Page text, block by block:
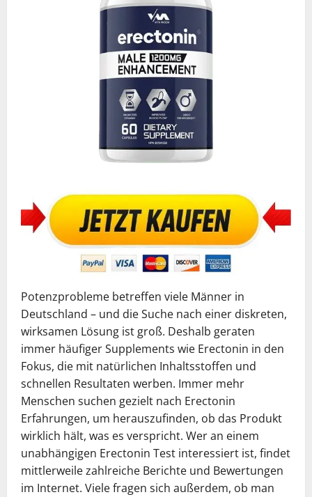
Potenzprobleme betreffen viele Männer in
Deutschland – und die Suche nach einer diskreten,
wirksamen Lösung ist groß. Deshalb geraten
immer häufiger Supplements wie Erectonin in den
Fokus, die mit natürlichen Inhaltsstoffen und
schnellen Resultaten werben. Immer mehr
Menschen suchen gezielt nach Erectonin
Erfahrungen, um herauszufinden, ob das Produkt
wirklich hält, was es verspricht. Wer an einem
unabhängigen Erectonin Test interessiert ist, findet
mittlerweile zahlreiche Berichte und Bewertungen
im Internet. Viele fragen sich außerdem, ob man